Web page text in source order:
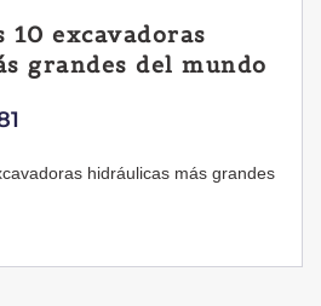
10 excavadoras
grandes del mundo